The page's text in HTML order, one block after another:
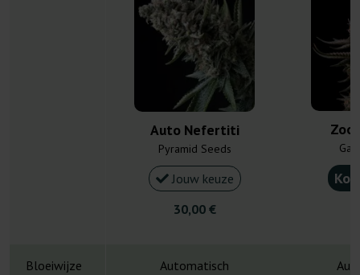
Auto Nefertiti
Pyramid Seeds
Jouw keuze
30,00 €
Bloeiwijze Automatisch